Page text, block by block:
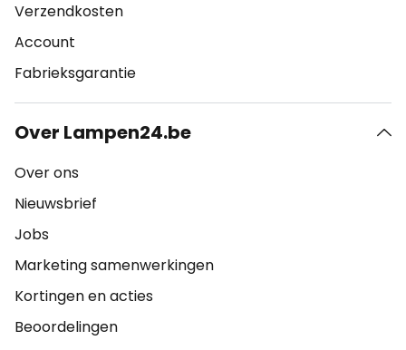
Verzendkosten
Account
Fabrieksgarantie
Over Lampen24.be
Over ons
Nieuwsbrief
Jobs
Marketing samenwerkingen
Kortingen en acties
Beoordelingen